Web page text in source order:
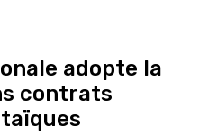
adopte la
contrats